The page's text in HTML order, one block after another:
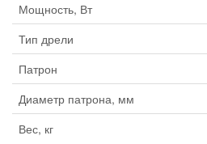
Мощность, Вт
Тип дрели
Патрон
Диаметр патрона, мм
Вес, кг